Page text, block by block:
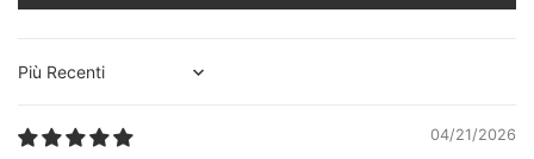
Sort by
04/21/2026